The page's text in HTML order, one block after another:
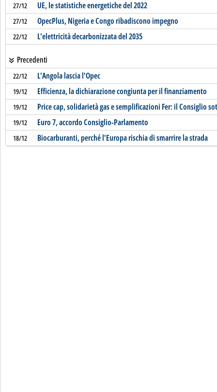
27/12 UE, le statistiche energetiche del 2022
27/12 OpecPlus, Nigeria e Congo ribadiscono impegno
22/12 L'elettricità decarbonizzata del 2035
Precedenti
22/12 L'Angola lascia l'Opec
19/12 Efficienza, la dichiarazione congiunta per il finanziamento
19/12 Price cap, solidarietà gas e semplificazioni Fer: il Consiglio
19/12 Euro 7, accordo Consiglio-Parlamento
18/12 Biocarburanti, perché l'Europa rischia di smarrire la strada